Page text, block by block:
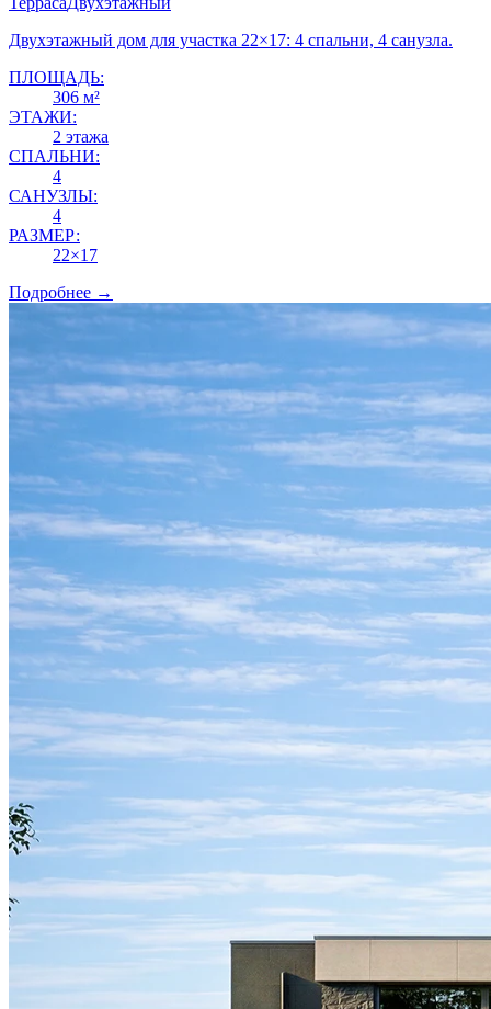
Двухэтажный дом для участка 22×17: 4 спальни, 4 санузла.
ПЛОЩАДЬ:
306 м²
ЭТАЖИ:
2 этажа
СПАЛЬНИ:
4
САНУЗЛЫ:
4
РАЗМЕР:
22×17
Подробнее →